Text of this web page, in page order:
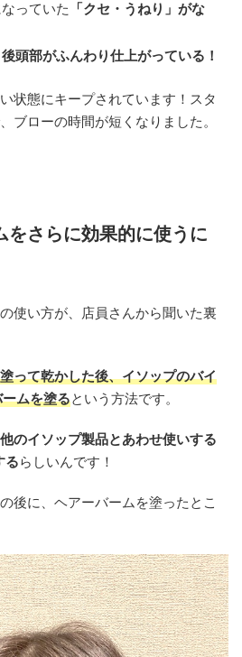
っていた 「クセ・うねり」がな
後頭部がふんわり仕上がっている！
状態にキープされています！スタ
ブローの時間が短くなりました。
をさらに効果的に使うに
使い方が、店員さんから聞いた裏
って乾かした後、イソップのバイ
ムを塗るという方法です。
他のイソップ製品とあわせ使いする
るらしいんです！
後に、ヘアーバームを塗ったとこ